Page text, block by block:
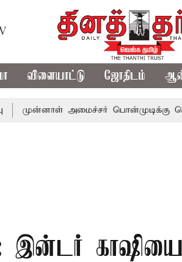
விளையாட்டு ஜோதிடம்
அமைச்சர் பொன்முடிக்கு சென்னை
இன்டர் காஷியை